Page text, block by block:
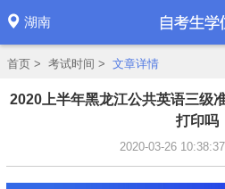
湖南
首页 > 考试时间 > 文章详情
2020上半年黑龙江公共英语三级
打印吗
2020-03-26 10:38:37